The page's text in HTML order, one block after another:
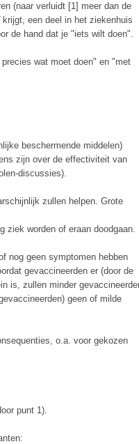
(naar verluidt [1] meer dan de
krijgt, een deel in het ziekenhuis
de hand dat je "iets wilt doen".
precies wat moet doen" en "met
beschermende middelen)
zijn over de effectiviteit van
discussies).
zullen helpen. Grote
ziek worden of eraan doodgaan.
nog geen symptomen hebben
gevaccineerden er (door de
is, zullen minder
geen of milde
o.a. voor gekozen
punt 1).